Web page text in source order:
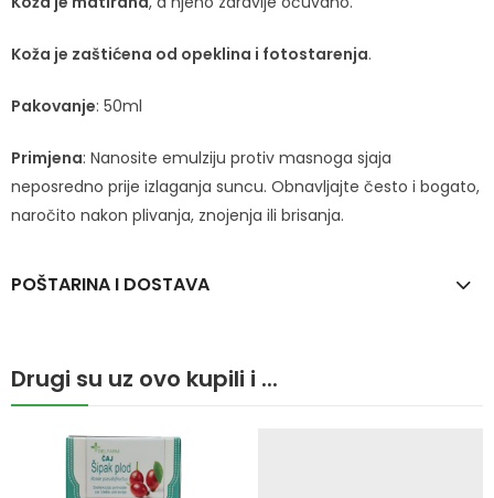
Koža je zaštićena od opeklina i fotostarenja.
Pakovanje: 50ml
Primjena: Nanosite emulziju protiv masnoga sjaja
neposredno prije izlaganja suncu. Obnavljajte često i bogato,
naročito nakon plivanja, znojenja ili brisanja.
POŠTARINA I DOSTAVA
Drugi su uz ovo kupili i ...